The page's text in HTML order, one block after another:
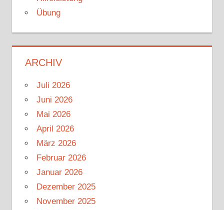
Übung
ARCHIV
Juli 2026
Juni 2026
Mai 2026
April 2026
März 2026
Februar 2026
Januar 2026
Dezember 2025
November 2025